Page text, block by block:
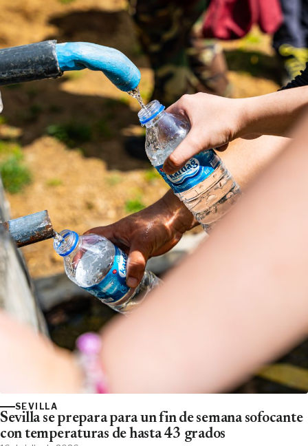
SEVILLA
Sevilla se prepara para un fin de semana sofocante
con temperaturas de hasta 43 grados